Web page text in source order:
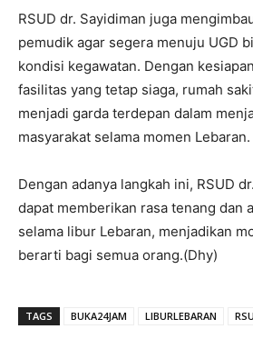
RSUD dr. Sayidiman juga
pemudik agar segera menuju UGD
kondisi kegawatan. Dengan
fasilitas yang tetap siaga, rumah
menjadi garda terdepan dalam
masyarakat selama momen Lebaran.
Dengan adanya langkah ini, RSUD
dapat memberikan rasa tenang dan
selama libur Lebaran, menjadikan
berarti bagi semua orang.(Dhy)
TAGS BUKA24JAM LIBURLEBARAN